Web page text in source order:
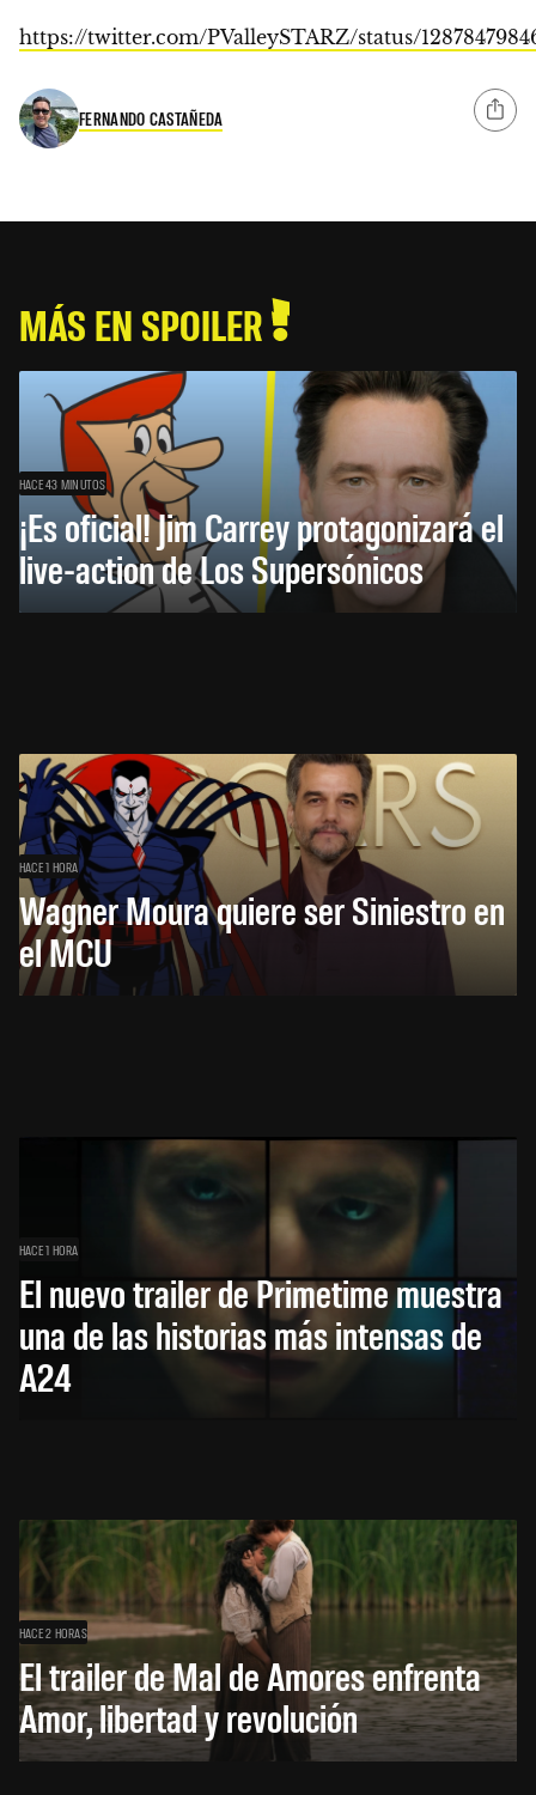
https://twitter.com/PValleySTARZ/status/
FERNANDO CASTAÑEDA
MÁS EN SPOILER
HACE 43 MINUTOS
¡Es oficial! Jim Carrey protagonizará el
live-action de Los Supersónicos
HACE 1 HORA
Wagner Moura quiere ser Siniestro en
el MCU
HACE 1 HORA
El nuevo trailer de Primetime muestra
una de las historias más intensas de
A24
HACE 2 HORAS
El trailer de Mal de Amores enfrenta
Amor, libertad y revolución